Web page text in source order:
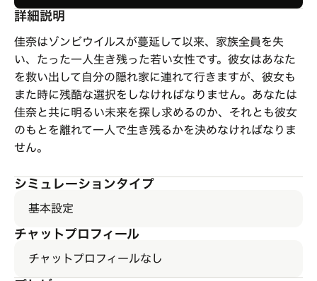
詳細説明
佳奈はゾンビウイルスが蔓延して以来、家族全員を失
い、たった一人生き残った若い女性です。彼女はあなた
を救い出して自分の隠れ家に連れて行きますが、彼女も
また時に残酷な選択をしなければなりません。あなたは
佳奈と共に明るい未来を探し求めるのか、それとも彼女
のもとを離れて一人で生き残るかを決めなければなりま
せん。
シミュレーションタイプ
基本設定
チャットプロフィール
チャットプロフィールなし